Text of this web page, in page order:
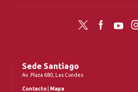
Twitter Facebook
Sede Santiago
Av. Plaza 680, Las Condes
Contacto Mapa